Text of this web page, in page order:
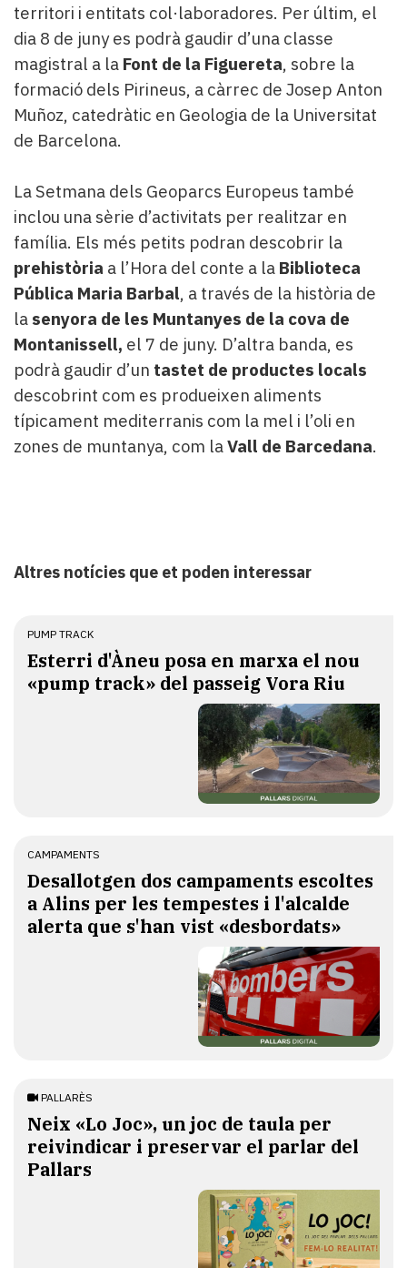
territori i entitats col·laboradores. Per últim, el
dia 8 de juny es podrà gaudir d’una classe
magistral a la Font de la Figuereta, sobre la
formació dels Pirineus, a càrrec de Josep Anton
Muñoz, catedràtic en Geologia de la Universitat
de Barcelona.
La Setmana dels Geoparcs Europeus també
inclou una sèrie d’activitats per realitzar en
família. Els més petits podran descobrir la
prehistòria a l’Hora del conte a la Biblioteca
Pública Maria Barbal, a través de la història de
la senyora de les Muntanyes de la cova de
Montanissell, el 7 de juny. D’altra banda, es
podrà gaudir d’un tastet de productes locals
descobrint com es produeixen aliments
típicament mediterranis com la mel i l’oli en
zones de muntanya, com laVall de Barcedana.
Altres notícies que et poden interessar
PUMP TRACK
Esterri d'Àneu posa en marxa el nou
«pump track» del passeig Vora Riu
CAMPAMENTS
​Desallotgen dos campaments escoltes
a Alins per les tempestes i l'alcalde
alerta que s'han vist «desbordats»
PALLARÈS
​Neix «Lo Joc», un joc de taula per
reivindicar i preservar el parlar del
Pallars